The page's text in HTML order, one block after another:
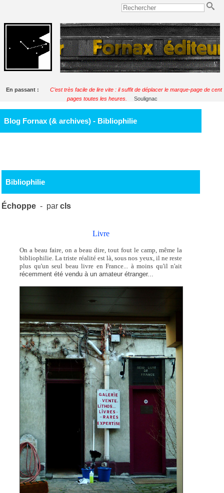
En passant :
C’est très facile de lire vite : il suffit de déplacer le marque-page de cent
pages toutes les heures.
Soulignac
Blog Fornax (& archives) - Bibliophilie
Bibliophilie
Échoppe - parcls
Livre
On a beau faire, on a beau dire, tout fout le camp, même la
bibliophilie. La triste réalité est là, sous nos yeux, il ne reste
plus qu'un seul beau livre en France... à moins qu'il n'ait
récemment été vendu à un amateur étranger...